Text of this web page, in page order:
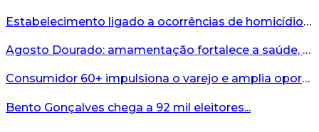
Estabelecimento ligado a ocorrências de homicídio é interditado durante fiscalização em Bento...
Agosto Dourado: amamentação fortalece a saúde, o desenvolvimento e os vínculos...
Consumidor 60+ impulsiona o varejo e amplia oportunidades para o comércio ...
Bento Gonçalves chega a 92 mil eleitores...